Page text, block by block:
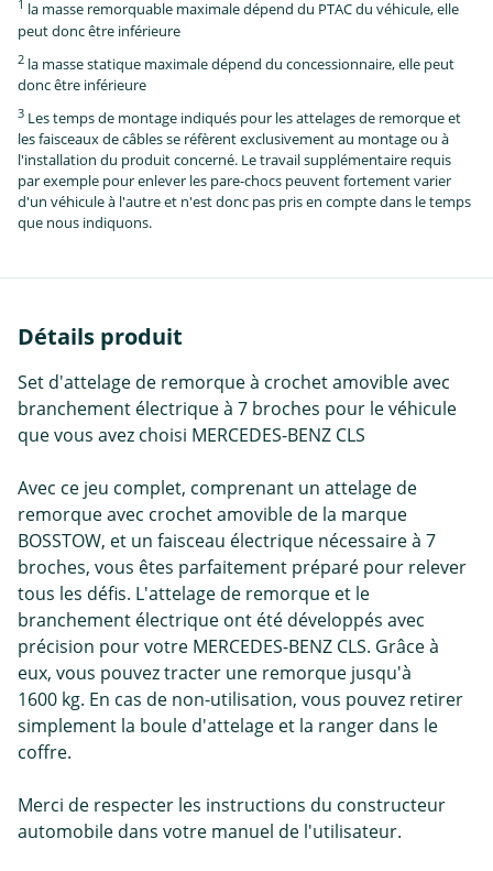
1 la masse remorquable maximale dépend du PTAC du véhicule, elle
peut donc être inférieure
2 la masse statique maximale dépend du concessionnaire, elle peut
donc être inférieure
3 Les temps de montage indiqués pour les attelages de remorque et
les faisceaux de câbles se réfèrent exclusivement au montage ou à
l'installation du produit concerné. Le travail supplémentaire requis
par exemple pour enlever les pare-chocs peuvent fortement varier
d'un véhicule à l'autre et n'est donc pas pris en compte dans le temps
que nous indiquons.
Détails produit
Set d'attelage de remorque à crochet amovible avec
branchement électrique à 7 broches pour le véhicule
que vous avez choisi MERCEDES-BENZ CLS
Avec ce jeu complet, comprenant un attelage de
remorque avec crochet amovible de la marque
BOSSTOW, et un faisceau électrique nécessaire à 7
broches, vous êtes parfaitement préparé pour relever
tous les défis. L'attelage de remorque et le
branchement électrique ont été développés avec
précision pour votre MERCEDES-BENZ CLS. Grâce à
eux, vous pouvez tracter une remorque jusqu'à
1600 kg. En cas de non-utilisation, vous pouvez retirer
simplement la boule d'attelage et la ranger dans le
coffre.
Merci de respecter les instructions du constructeur
automobile dans votre manuel de l'utilisateur.